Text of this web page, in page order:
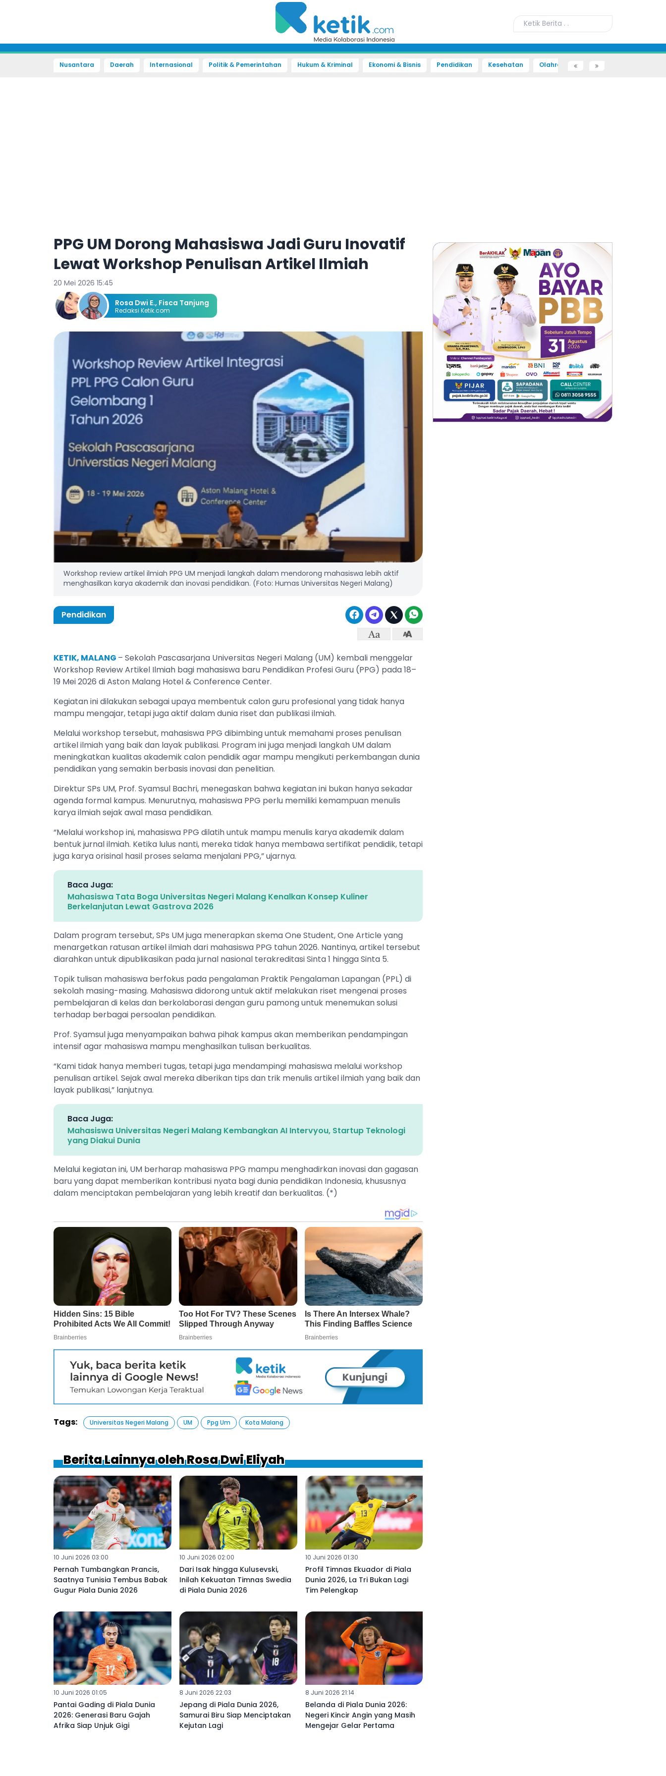
Nusantara Daerah Internasional Politik & Pemerintahan Hukum & Kriminal Ekonomi & Bisnis Pendidikan Kesehatan Olahraga Sains dan Teknologi
PPG UM Dorong Mahasiswa Jadi Guru Inovatif
Lewat Workshop Penulisan Artikel Ilmiah
20 Mei 2026 15:45
Rosa Dwi E., Fisca Tanjung
Redaksi Ketik.com
Workshop review artikel ilmiah PPG UM menjadi langkah dalam mendorong mahasiswa lebih aktif
menghasilkan karya akademik dan inovasi pendidikan. (Foto: Humas Universitas Negeri Malang)
Pendidikan
KETIK, MALANG – Sekolah Pascasarjana Universitas Negeri Malang (UM) kembali menggelar
Workshop Review Artikel Ilmiah bagi mahasiswa baru Pendidikan Profesi Guru (PPG) pada 18–
19 Mei 2026 di Aston Malang Hotel & Conference Center.
Kegiatan ini dilakukan sebagai upaya membentuk calon guru profesional yang tidak hanya
mampu mengajar, tetapi juga aktif dalam dunia riset dan publikasi ilmiah.
Melalui workshop tersebut, mahasiswa PPG dibimbing untuk memahami proses penulisan
artikel ilmiah yang baik dan layak publikasi. Program ini juga menjadi langkah UM dalam
meningkatkan kualitas akademik calon pendidik agar mampu mengikuti perkembangan dunia
pendidikan yang semakin berbasis inovasi dan penelitian.
Direktur SPs UM, Prof. Syamsul Bachri, menegaskan bahwa kegiatan ini bukan hanya sekadar
agenda formal kampus. Menurutnya, mahasiswa PPG perlu memiliki kemampuan menulis
karya ilmiah sejak awal masa pendidikan.
“Melalui workshop ini, mahasiswa PPG dilatih untuk mampu menulis karya akademik dalam
bentuk jurnal ilmiah. Ketika lulus nanti, mereka tidak hanya membawa sertifikat pendidik, tetapi
juga karya orisinal hasil proses selama menjalani PPG,” ujarnya.
Baca Juga:
Mahasiswa Tata Boga Universitas Negeri Malang Kenalkan Konsep Kuliner
Berkelanjutan Lewat Gastrova 2026
Dalam program tersebut, SPs UM juga menerapkan skema One Student, One Article yang
menargetkan ratusan artikel ilmiah dari mahasiswa PPG tahun 2026. Nantinya, artikel tersebut
diarahkan untuk dipublikasikan pada jurnal nasional terakreditasi Sinta 1 hingga Sinta 5.
Topik tulisan mahasiswa berfokus pada pengalaman Praktik Pengalaman Lapangan (PPL) di
sekolah masing-masing. Mahasiswa didorong untuk aktif melakukan riset mengenai proses
pembelajaran di kelas dan berkolaborasi dengan guru pamong untuk menemukan solusi
terhadap berbagai persoalan pendidikan.
Prof. Syamsul juga menyampaikan bahwa pihak kampus akan memberikan pendampingan
intensif agar mahasiswa mampu menghasilkan tulisan berkualitas.
“Kami tidak hanya memberi tugas, tetapi juga mendampingi mahasiswa melalui workshop
penulisan artikel. Sejak awal mereka diberikan tips dan trik menulis artikel ilmiah yang baik dan
layak publikasi,” lanjutnya.
Baca Juga:
Mahasiswa Universitas Negeri Malang Kembangkan AI Intervyou, Startup Teknologi
yang Diakui Dunia
Melalui kegiatan ini, UM berharap mahasiswa PPG mampu menghadirkan inovasi dan gagasan
baru yang dapat memberikan kontribusi nyata bagi dunia pendidikan Indonesia, khususnya
dalam menciptakan pembelajaran yang lebih kreatif dan berkualitas. (*)
Tags: Universitas Negeri Malang UM Ppg Um Kota Malang
Berita Lainnya oleh Rosa Dwi Eliyah
10 Juni 2026 03:00
Pernah Tumbangkan Prancis,
Saatnya Tunisia Tembus Babak
Gugur Piala Dunia 2026
10 Juni 2026 02:00
Dari Isak hingga Kulusevski,
Inilah Kekuatan Timnas Swedia
di Piala Dunia 2026
10 Juni 2026 01:30
Profil Timnas Ekuador di Piala
Dunia 2026, La Tri Bukan Lagi
Tim Pelengkap
10 Juni 2026 01:05
Pantai Gading di Piala Dunia
2026: Generasi Baru Gajah
Afrika Siap Unjuk Gigi
8 Juni 2026 22:03
Jepang di Piala Dunia 2026,
Samurai Biru Siap Menciptakan
Kejutan Lagi
8 Juni 2026 21:14
Belanda di Piala Dunia 2026:
Negeri Kincir Angin yang Masih
Mengejar Gelar Pertama